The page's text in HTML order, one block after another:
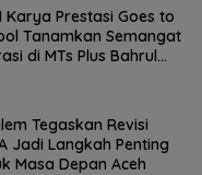
Karya Prestasi Goes to
Tanamkan Semangat
di MTs Plus Bahrul
Tegaskan Revisi
Jadi Langkah Penting
Masa Depan Aceh